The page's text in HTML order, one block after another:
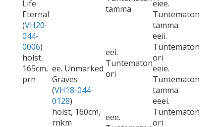
Life
Eternal
(VH20-
044-
0006)
holst,
165cm,
prn
tamma
eiee.
Tuntematon
tamma
ee. Unmarked
Graves
(VH18-044-
0128)
holst, 160cm,
rnkm
eei.
Tuntematon
ori
eeii.
Tuntematon
ori
eeie.
Tuntematon
tamma
eee.
eeei.
Tuntematon
ori